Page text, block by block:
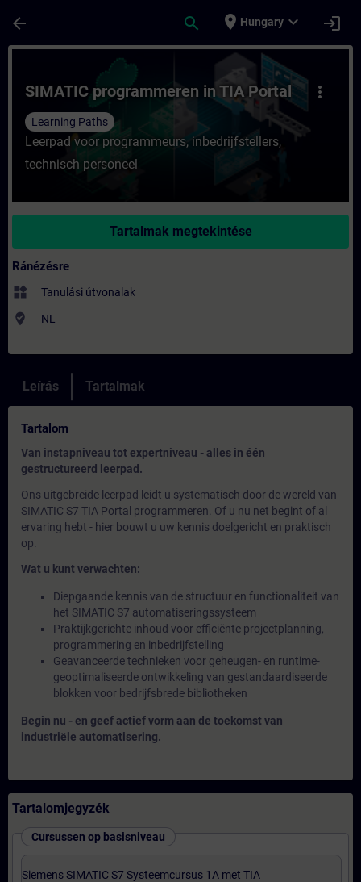
arrow_back search place Hungary expand_more login
Tanfolyam - SIMATIC programmeren in
more_vert
SIMATIC programmeren in TIA Portal
Learning Paths
Leerpad voor programmeurs, inbedrijfstellers,
technisch personeel
Tartalmak megtekintése
Ránézésre
widgets Tanulási útvonalak
where_to_vote NL
Leírás Tartalmak
Tartalom
Van instapniveau tot expertniveau - alles in één
gestructureerd leerpad.
Ons uitgebreide leerpad leidt u systematisch door de wereld van
SIMATIC S7 TIA Portal programmeren. Of u nu net begint of al
ervaring hebt - hier bouwt u uw kennis doelgericht en praktisch
op.
Wat u kunt verwachten:
Diepgaande kennis van de structuur en functionaliteit van
het SIMATIC S7 automatiseringssysteem
Praktijkgerichte inhoud voor efficiënte projectplanning,
programmering en inbedrijfstelling
Geavanceerde technieken voor geheugen- en runtime-
geoptimaliseerde ontwikkeling van gestandaardiseerde
blokken voor bedrijfsbrede bibliotheken
Begin nu - en geef actief vorm aan de toekomst van
industriële automatisering.
Tartalomjegyzék
Cursussen op basisniveau
Siemens SIMATIC S7 Systeemcursus 1A met TIA